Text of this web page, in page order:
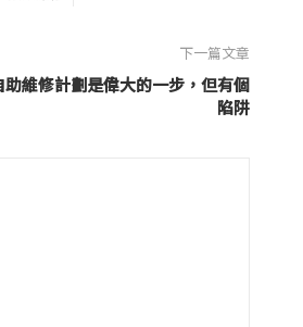
下一篇文章
維修計劃是偉大的一步，但有個
陷阱